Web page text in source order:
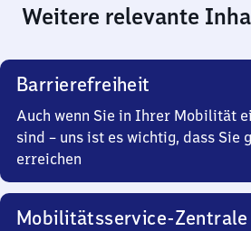
Weitere relevante
Barrierefreiheit
Auch wenn Sie in Ihrer Mobilität
sind – uns ist es wichtig, dass Sie
erreichen
Mobilitätsservice-Zentrale